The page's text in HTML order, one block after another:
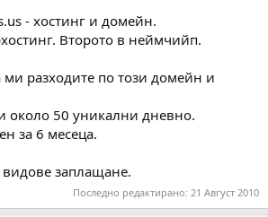
- хостинг и домейн.
Второто в неймчийп.
ми разходите по този домейн и
около 50 уникални дневно.
за 6 месеца.
заплащане.
Последно редактирано: 21 Август 2010